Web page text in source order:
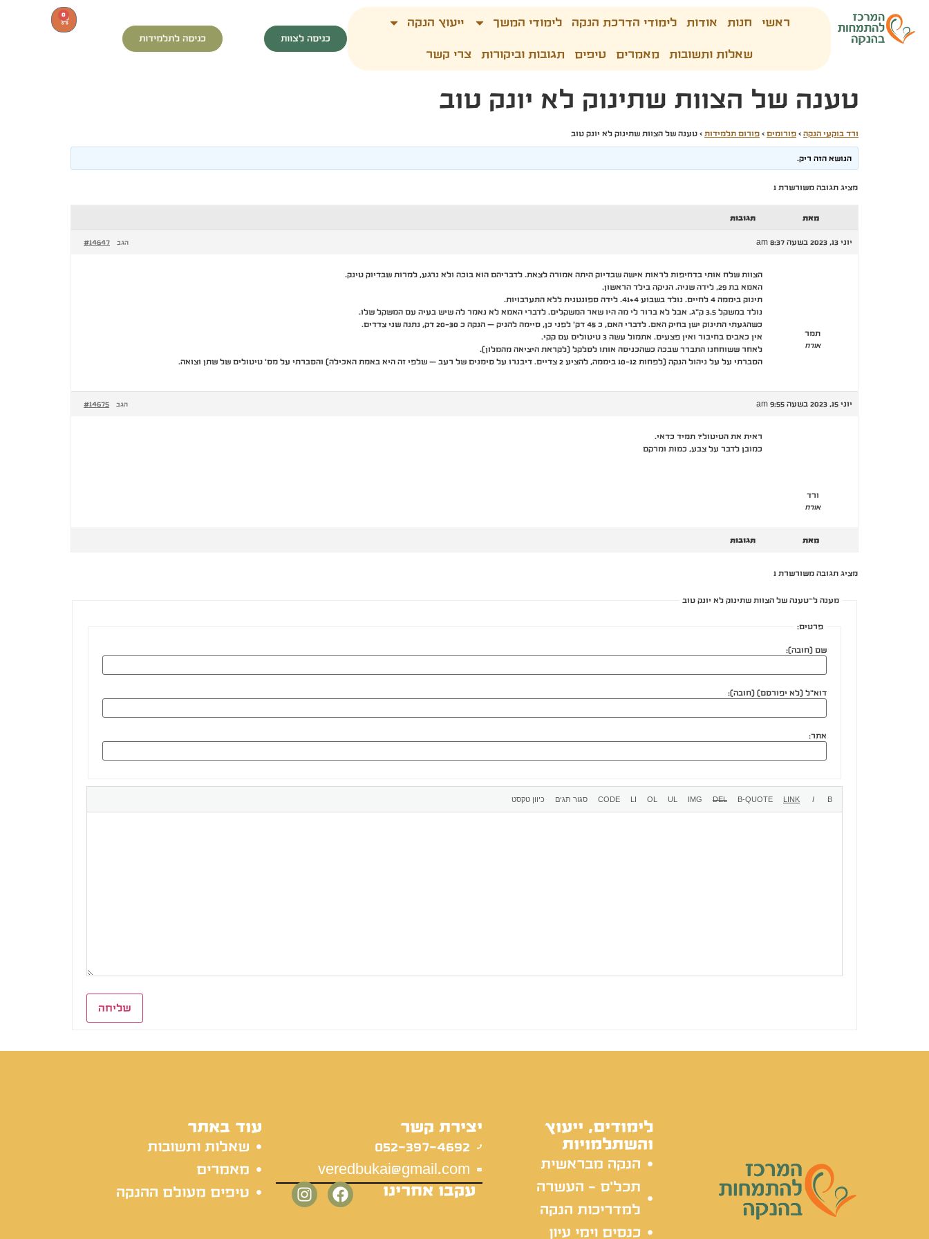
ראשי חנות אודות לימודי הדרכת הנקה לימודי המשך ייעוץ הנקה
שאלות ותשובות מאמרים טיפים תגובות וביקורות צרי קשר
כניסה לצוות כניסה לתלמידות
0
טענה של הצוות שתינוק לא יונק טוב
ורד בוקעי הנקה › פורומים › פורום תלמידות › טענה של הצוות שתינוק לא יונק טוב
הנושא הזה ריק.
מציג תגובה משורשרת 1
מאת תגובות
יוני 13, 2023 בשעה 8:37 am #14647 הגב
תמר
אורח
הצוות שלח אותי בדחיפות לראות אישה שבדיוק היתה אמורה לצאת. לדבריהם הוא בוכה ולא נרגע, למרות שבדיוק טינק.
האמא בת 29, לידה שניה. הניקה בילד הראשון.
תינוק ביממה 4 לחיים. נולד בשבוע 41+4. לידה ספונטנית ללא התערבויות.
נולד במשקל 3.5 ק"ג. אבל לא ברור לי מה היו שאר המשקלים. לדברי האמא לא נאמר לה שיש בעיה עם המשקל שלו.
כשהגעתי התינוק ישן בחיק האם. לדברי האם, כ 45 דק' לפני כן, סיימה להניק – הנקה כ 20-30 דק, נתנה שני צדדים.
אין כאבים בחיבור ואין פצעים. אתמול עשה 3 טיטולים עם קקי.
לאחר ששוחחנו התברר שבכה כשהכניסה אותו לסלקל (לקראת היציאה מהמלון).
הסברתי על על ניהול הנקה (לפחות 10-12 ביממה, להציע 2 צדיים. דיבנרו על סימנים של רעב – שלפי זה היא באמת האכילה) והסברתי על מס' טיטולים של שתן וצואה.
יוני 15, 2023 בשעה 9:55 am #14675 הגב
ורד
אורח
ראית את הטיטול? תמיד כדאי.
כמובן לדבר על צבע, כמות ומרקם
מאת תגובות
מציג תגובה משורשרת 1
מענה ל־טענה של הצוות שתינוק לא יונק טוב
פרטים:
שם (חובה):
דוא"ל (לא יפורסם) (חובה):
אתר:
שליחה
לימודים, ייעוץ
והשתלמויות
הנקה מבראשית
תכל'ס - העשרה
למדריכות הנקה
כנסים וימי עיון
יצירת קשר
052-397-4692
veredbukai@gmail.com
עקבו אחרינו
עוד באתר
שאלות ותשובות
מאמרים
טיפים מעולם ההנקה